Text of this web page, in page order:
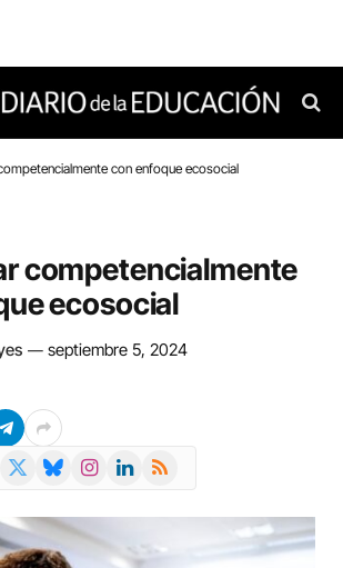
con enfoque ecosocial
competencialmente
ecosocial
septiembre 5, 2024
BlueskyInstagramLinkedIn
RSS